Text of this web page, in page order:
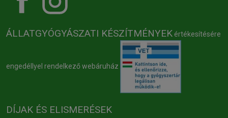
ÁLLATGYÓGYÁSZATI KÉSZÍTMÉNYEK értékesítésére
engedéllyel rendelkező webáruház
DÍJAK ÉS ELISMERÉSEK